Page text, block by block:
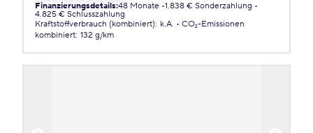
Finanzierungsdetails:48 Monate 1.838 € Sonderzahlung
4.825 € Schlusszahlung
Kraftstoffverbrauch (kombiniert): k.A.
CO₂-Emissionen
kombiniert: 132 g/km